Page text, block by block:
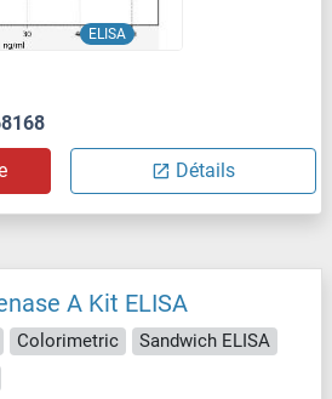
ELISA
Détails
A Kit ELISA
Colorimetric
Sandwich ELISA